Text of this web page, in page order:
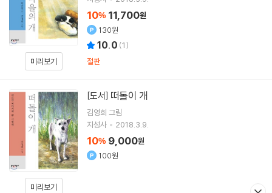
미리보기
10% 11,700원
130원
10.0 (1)
절판
미리보기
[도서] 떠돌이 개
김영희 그림
지성사
2018.3.9.
10% 9,000원
100원